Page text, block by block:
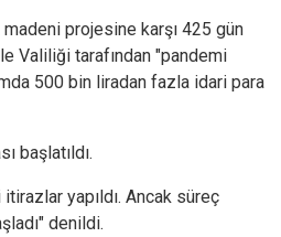
madeni projesine karşı 425 gün
Valiliği tarafından "pandemi
500 bin liradan fazla idari para
başlatıldı.
yapıldı. Ancak süreç
denildi.